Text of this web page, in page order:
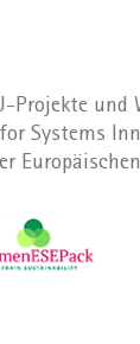
Projekte und
Systems